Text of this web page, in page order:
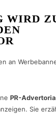
WIRD
an
PR-
Sie